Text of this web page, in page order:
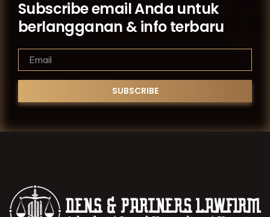
Subscribe email Anda untuk
berlangganan & info terbaru